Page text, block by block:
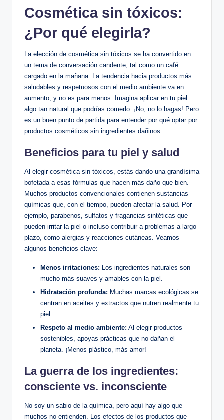
Cosmética sin tóxicos:
¿Por qué elegirla?
La elección de cosmética sin tóxicos se ha convertido en
un tema de conversación candente, tal como un café
cargado en la mañana. La tendencia hacia productos más
saludables y respetuosos con el medio ambiente va en
aumento, y no es para menos. Imagina aplicar en tu piel
algo tan natural que podrías comerlo. ¡No, no lo hagas! Pero
es un buen punto de partida para entender por qué optar por
productos cosméticos sin ingredientes dañinos.
Beneficios para tu piel y salud
Al elegir cosmética sin tóxicos, estás dando una grandísima
bofetada a esas fórmulas que hacen más daño que bien.
Muchos productos convencionales contienen sustancias
químicas que, con el tiempo, pueden afectar la salud. Por
ejemplo, parabenos, sulfatos y fragancias sintéticas que
pueden irritar la piel o incluso contribuir a problemas a largo
plazo, como alergias y reacciones cutáneas. Veamos
algunos beneficios clave:
Menos irritaciones: Los ingredientes naturales son
mucho más suaves y amables con la piel.
Hidratación profunda: Muchas marcas ecológicas se
centran en aceites y extractos que nutren realmente tu
piel.
Respeto al medio ambiente: Al elegir productos
sostenibles, apoyas prácticas que no dañan el
planeta. ¡Menos plástico, más amor!
La guerra de los ingredientes:
consciente vs. inconsciente
No soy un sabio de la química, pero aquí hay algo que
muchos no entienden. Los efectos de los productos que